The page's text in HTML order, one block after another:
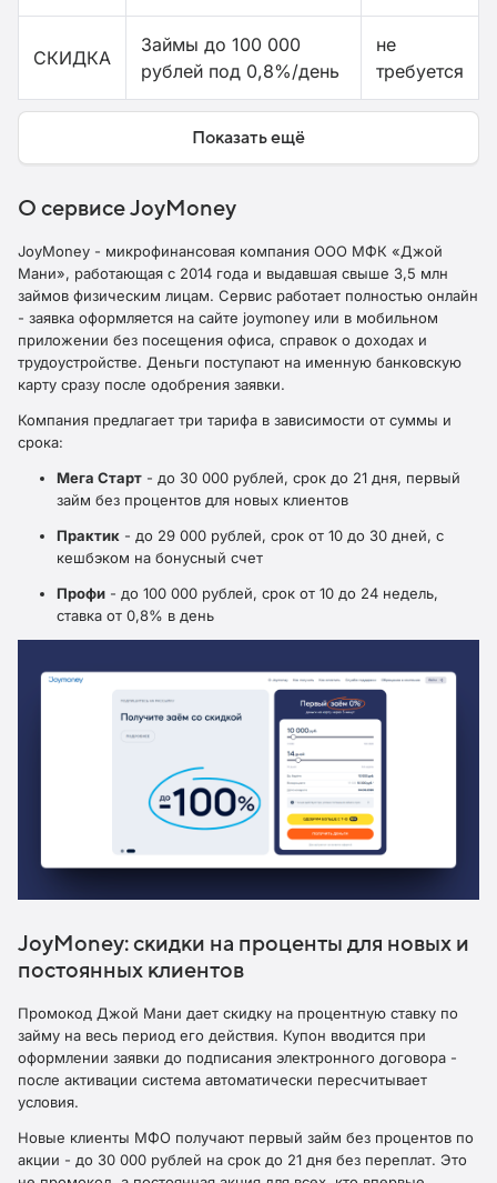
СКИДКА
Займы до 100 000
рублей под 0,8%/день
не
требуется
Показать ещё
О сервисе JoyMoney
JoyMoney - микрофинансовая компания ООО МФК «Джой
Мани», работающая с 2014 года и выдавшая свыше 3,5 млн
займов физическим лицам. Сервис работает полностью онлайн
- заявка оформляется на сайте joymoney или в мобильном
приложении без посещения офиса, справок о доходах и
трудоустройстве. Деньги поступают на именную банковскую
карту сразу после одобрения заявки.
Компания предлагает три тарифа в зависимости от суммы и
срока:
Мега Старт - до 30 000 рублей, срок до 21 дня, первый
займ без процентов для новых клиентов
Практик - до 29 000 рублей, срок от 10 до 30 дней, с
кешбэком на бонусный счет
Профи - до 100 000 рублей, срок от 10 до 24 недель,
ставка от 0,8% в день
JoyMoney: скидки на проценты для новых и
постоянных клиентов
Промокод Джой Мани дает скидку на процентную ставку по
займу на весь период его действия. Купон вводится при
оформлении заявки до подписания электронного договора -
после активации система автоматически пересчитывает
условия.
Новые клиенты МФО получают первый займ без процентов по
акции - до 30 000 рублей на срок до 21 дня без переплат. Это